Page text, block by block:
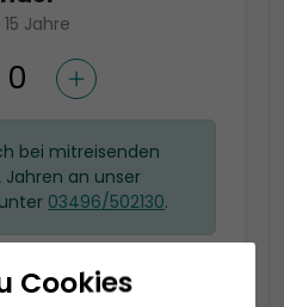
Jahre
bei mitreisenden
Jahren an unser
03496/502130.
Cookies